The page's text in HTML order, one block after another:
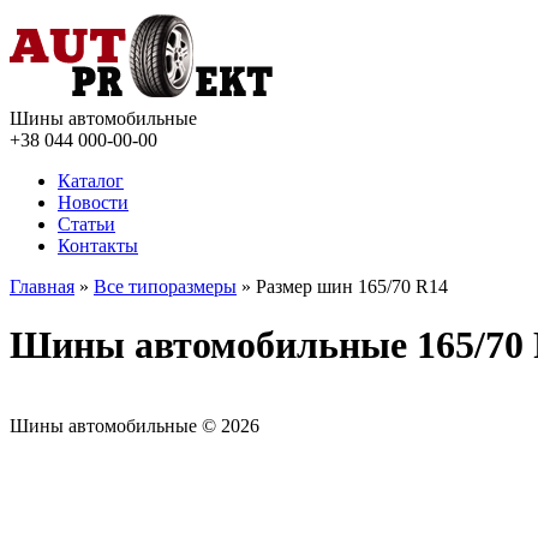
Шины автомобильные
+38 044 000-00-00
Каталог
Новости
Статьи
Контакты
Главная » Все типоразмеры » Размер шин 165/70 R14
Шины автомобильные 165/70
Шины автомобильные © 2026